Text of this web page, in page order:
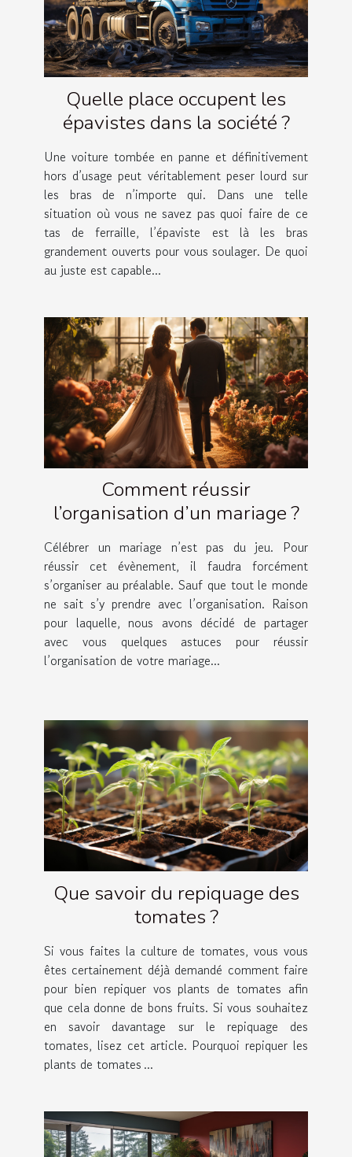
Quelle place occupent les
épavistes dans la société ?
Une voiture tombée en panne et définitivement
hors d’usage peut véritablement peser lourd sur
les bras de n’importe qui. Dans une telle
situation où vous ne savez pas quoi faire de ce
tas de ferraille, l’épaviste est là les bras
grandement ouverts pour vous soulager. De quoi
au juste est capable...
Comment réussir
l’organisation d’un mariage ?
Célébrer un mariage n’est pas du jeu. Pour
réussir cet évènement, il faudra forcément
s’organiser au préalable. Sauf que tout le monde
ne sait s’y prendre avec l’organisation. Raison
pour laquelle, nous avons décidé de partager
avec vous quelques astuces pour réussir
l’organisation de votre mariage...
Que savoir du repiquage des
tomates ?
Si vous faites la culture de tomates, vous vous
êtes certainement déjà demandé comment faire
pour bien repiquer vos plants de tomates afin
que cela donne de bons fruits. Si vous souhaitez
en savoir davantage sur le repiquage des
tomates, lisez cet article. Pourquoi repiquer les
plants de tomates ...